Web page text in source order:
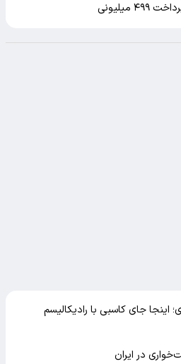
اینجا جای کاسبی با رادیکالیسم
در ایران